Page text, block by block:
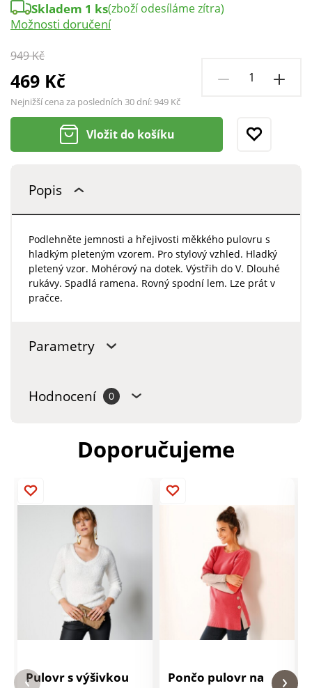
949 Kč
469 Kč
Nejnižší cena za posledních 30 dní:949 Kč
Skladem 1 ks(zboží odesíláme zítra)
Možnosti doručení
Vložit do košíku
Popis
Podlehněte jemnosti a hřejivosti měkkého pulovru s
hladkým pleteným vzorem. Pro stylový vzhled. Hladký
pletený vzor. Mohérový na dotek. Výstřih do V. Dlouhé
rukávy. Spadlá ramena. Rovný spodní lem. Lze prát v
pračce.
Parametry
Hodnocení 0
Doporučujeme
Pulovr s výšivkou
Pončo pulovr na